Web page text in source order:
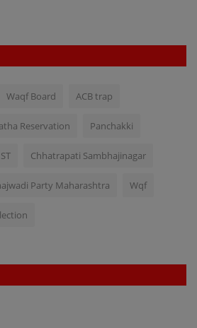
Waqf Board ACB trap
Reservation Panchakki
ST Chhatrapati Sambhajinagar
Party Maharashtra Wqf